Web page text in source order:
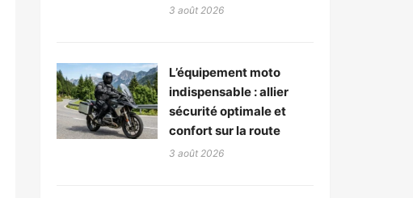
3 août 2026
L’équipement moto
indispensable : allier
sécurité optimale et
confort sur la route
3 août 2026